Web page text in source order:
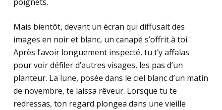
Mais bientôt, devant un écran qui diffusait des
images en noir et blanc, un canapé s’offrit à toi.
Après l’avoir longuement inspecté, tu t’y affalas
pour voir défiler d’autres visages, les pas d’un
planteur. La lune, posée dans le ciel blanc d’un matin
de novembre, te laissa rêveur. Lorsque tu te
redressas, ton regard plongea dans une vieille